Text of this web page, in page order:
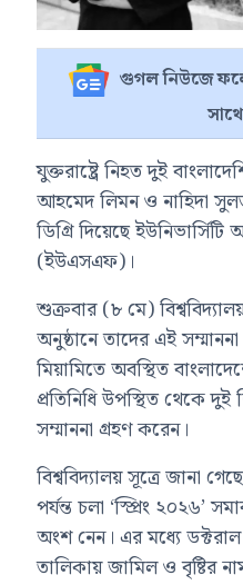
গুগল নিউজে
যুক্তরাষ্ট্রে নিহত দুই
আহমেদ লিমন ও নাহিদা
ডিগ্রি দিয়েছে
(ইউএসএফ)।
শুক্রবার (৮ মে)
অনুষ্ঠানে তাদের এই
মিয়ামিতে অবস্থিত
প্রতিনিধি উপস্থিত থেকে দুই
সম্মাননা গ্রহণ করেন।
বিশ্ববিদ্যালয় সূত্রে জানা
পর্যন্ত চলা ‘স্প্রিং ২০২৬’
অংশ নেন। এর মধ্যে
তালিকায় জামিল ও বৃষ্টির